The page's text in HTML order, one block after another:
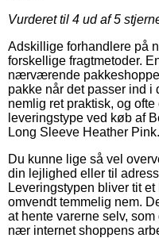
Vurderet til 4 ud af 5
Adskillige forhandlere på
forskellige fragtmetoder.
nærværende
pakke når det passer ind i
nemlig ret praktisk, og
leveringstype ved køb af
Long Sleeve Heather Pink.
Du kunne lige så vel
din lejlighed eller til
Leveringstypen bliver tit
omvendt temmelig nem.
at hente varerne selv,
nær internet shoppens